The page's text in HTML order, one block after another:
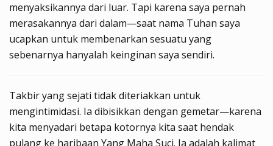
menyaksikannya dari luar. Tapi karena saya pernah
merasakannya dari dalam—saat nama Tuhan saya
ucapkan untuk membenarkan sesuatu yang
sebenarnya hanyalah keinginan saya sendiri.
Takbir yang sejati tidak diteriakkan untuk
mengintimidasi. Ia dibisikkan dengan gemetar—karena
kita menyadari betapa kotornya kita saat hendak
pulang ke haribaan Yang Maha Suci. Ia adalah kalimat